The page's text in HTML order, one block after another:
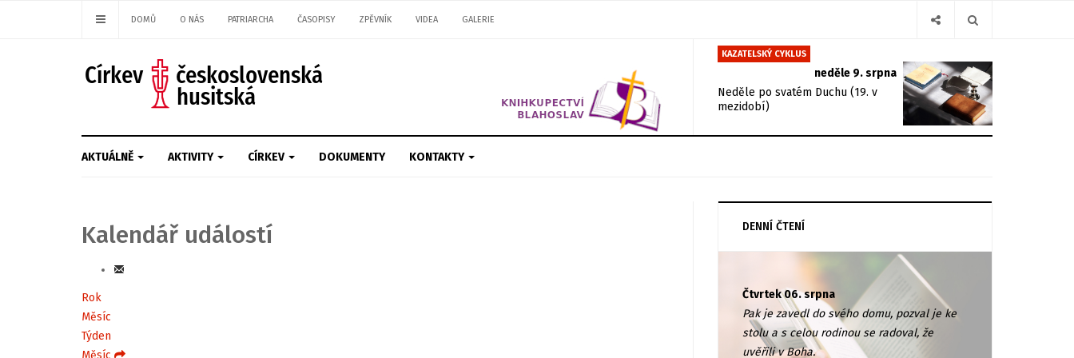
DOMŮ O NÁS PATRIARCHA ČASOPISY ZPĚVNÍK VIDEA GALERIE
KAZATELSKÝ CYKLUS
neděle 9. srpna
Neděle po svatém Duchu (19. v
mezidobí)
AKTUÁLNĚ AKTIVITY CÍRKEV DOKUMENTY KONTAKTY
Kalendář událostí
Rok
Měsíc
Týden
Měsíc
DENNÍ ČTENÍ
Čtvrtek 06. srpna
Pak je zavedl do svého domu, pozval je ke
stolu a s celou rodinou se radoval, že
uvěřili v Boha.